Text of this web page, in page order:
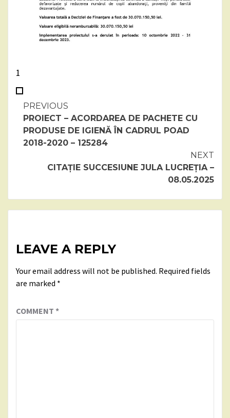
1
Continue
Reading
PREVIOUS
PROIECT – ACORDAREA DE PACHETE CU
PRODUSE DE IGIENĂ ÎN CADRUL POAD
2018-2020 – 125284
NEXT
CITAȚIE SUCCESIUNE JULA LUCREȚIA –
08.05.2025
LEAVE A REPLY
Your email address will not be published. Required fields
are marked *
COMMENT *